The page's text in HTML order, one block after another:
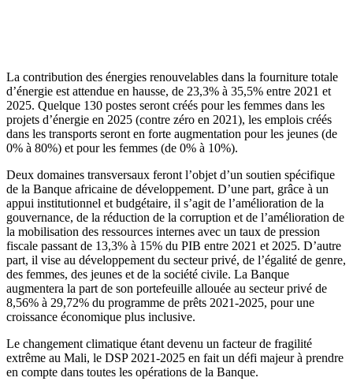
La contribution des énergies renouvelables dans la fourniture totale
d’énergie est attendue en hausse, de 23,3% à 35,5% entre 2021 et
2025. Quelque 130 postes seront créés pour les femmes dans les
projets d’énergie en 2025 (contre zéro en 2021), les emplois créés
dans les transports seront en forte augmentation pour les jeunes (de
0% à 80%) et pour les femmes (de 0% à 10%).
Deux domaines transversaux feront l’objet d’un soutien spécifique
de la Banque africaine de développement. D’une part, grâce à un
appui institutionnel et budgétaire, il s’agit de l’amélioration de la
gouvernance, de la réduction de la corruption et de l’amélioration de
la mobilisation des ressources internes avec un taux de pression
fiscale passant de 13,3% à 15% du PIB entre 2021 et 2025. D’autre
part, il vise au développement du secteur privé, de l’égalité de genre,
des femmes, des jeunes et de la société civile. La Banque
augmentera la part de son portefeuille allouée au secteur privé de
8,56% à 29,72% du programme de prêts 2021-2025, pour une
croissance économique plus inclusive.
Le changement climatique étant devenu un facteur de fragilité
extrême au Mali, le DSP 2021-2025 en fait un défi majeur à prendre
en compte dans toutes les opérations de la Banque.